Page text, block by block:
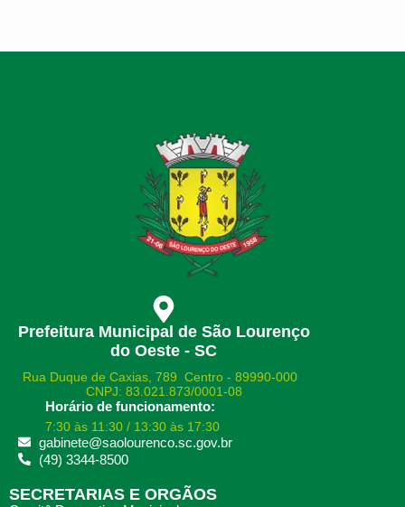
Prefeitura Municipal de São Lourenço
do Oeste - SC
Rua Duque de Caxias, 789 Centro - 89990-000
CNPJ: 83.021.873/0001-08
Horário de funcionamento:
7:30 às 11:30 / 13:30 às 17:30
gabinete@saolourenco.sc.gov.br
(49) 3344-8500
SECRETARIAS E ORGÃOS